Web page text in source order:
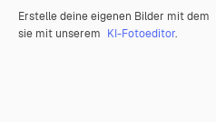
Erstelle deine eigenen Bilder mit dem
sie mit unserem KI-Fotoeditor.